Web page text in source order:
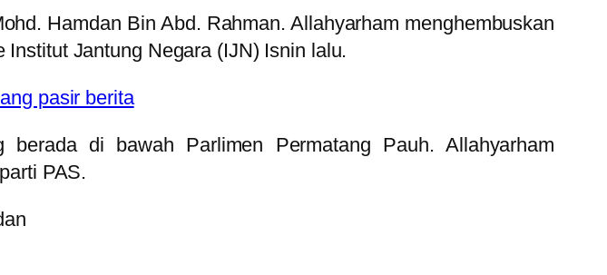
Hamdan Bin Abd. Rahman. Allahyarham menghembuskan
Jantung Negara (IJN) Isnin lalu.
di bawah Parlimen Permatang Pauh. Allahyarham
PAS.